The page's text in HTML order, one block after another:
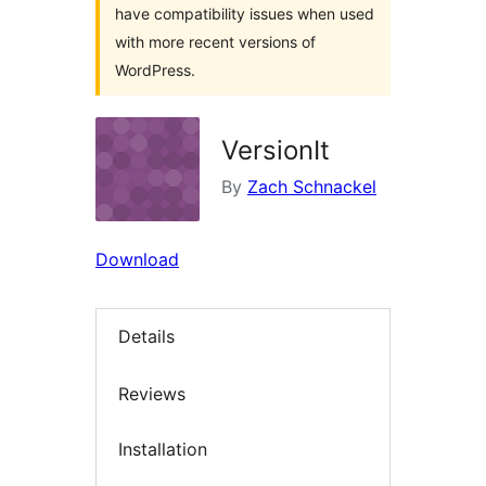
have compatibility issues when used
with more recent versions of
WordPress.
VersionIt
By Zach Schnackel
Download
Details
Reviews
Installation